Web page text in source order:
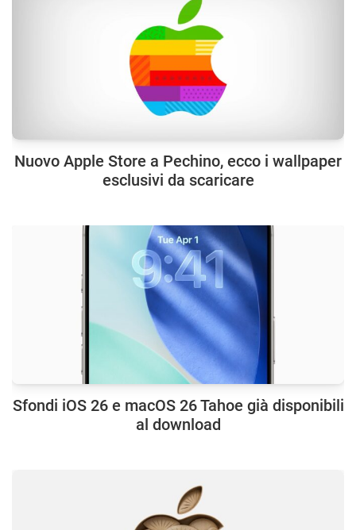
Nuovo Apple Store a Pechino, ecco i wallpaper
esclusivi da scaricare
Sfondi iOS 26 e macOS 26 Tahoe già disponibili
al download